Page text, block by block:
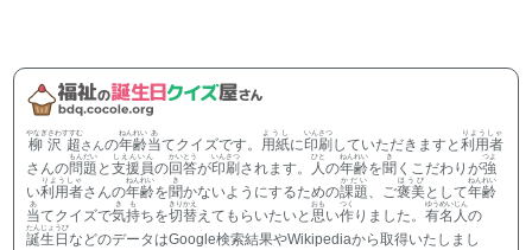
柳沢超
やなぎさわすすむ
さんの年齢
ねんれい
当
あ
てクイズです。 用紙
ようし
に印刷
いんさつ
していただきますと利用者
りようしゃ
さんの問題
もんだい
と支援員
しえんいん
の回答
かいとう
が印刷
いんさつ
されます。 人
ひと
の年齢
ねんれい
を聞
き
くこだわりが強
つよ
い利用者
りようしゃ
さんの年齢
ねんれい
を聞
き
かないようにするための課題
かだい
、ご褒美
ほうび
として年齢
ねんれい
当
あ
てクイズで気持
きも
ちを切替
きりかえ
えてもらいたいと思
おも
い作
つく
りました。有名人
ゆうめいじん
の
誕生日
たんじょうび
などのデータはGoogle検索結果やWikipediaから取得いたしまし